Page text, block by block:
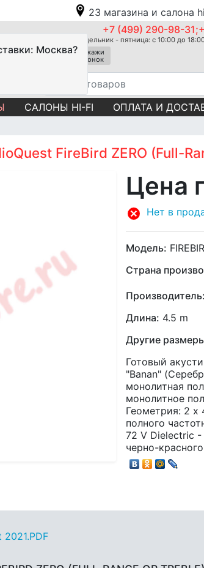
23 магазина и салона
Москва?
+7 (499) 290-98-
Понедельник - пятница: с 10:00 до
Закажи
звонок
САЛОНЫ HI-FI ОПЛАТА И
FireBird ZERO (Full-
Цена
Нет в
Модель:
Страна
Производитель:
Длина: 4.5 m
Другие
Готовый
"Banan"
монолитная
монолитное
Геометрия: 2 х
полного
72 V Dielectric -
черно-